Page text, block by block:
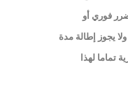
فوري أو
يجوز إطالة مدة
تماما لهذا